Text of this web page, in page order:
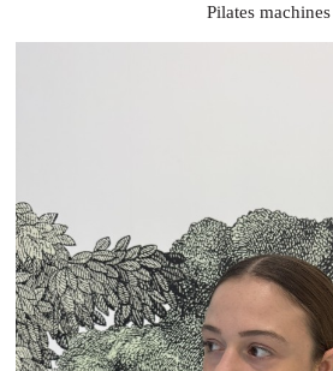
Pilates machines